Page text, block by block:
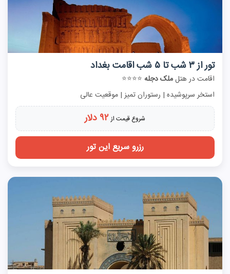
تور از ۳ شب تا ۵ شب اقامت بغداد
اقامت در هتلملک دجله ⭐⭐⭐⭐
استخر سرپوشیده | رستوران تمیز | موقعیت عالی
شروع قیمت از ۹۲ دلار
رزرو سریع این تور